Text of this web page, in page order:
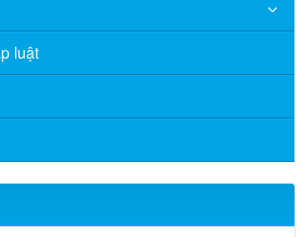
luật
thống phân phối, nhãn hiệu hàng hóa
trên địa bàn tỉnh năm 2025 (nhắc lần
tài sản công theo hình thức chỉ định
thầu thực hiện gói thầu: “tổ chức tập
quả trên các kênh thương mại điện